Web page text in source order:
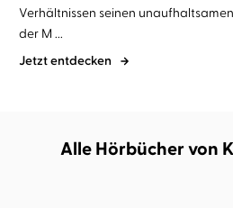
Verhältnissen seinen
der M ...
Jetzt entdecken
Alle Hörbücher von